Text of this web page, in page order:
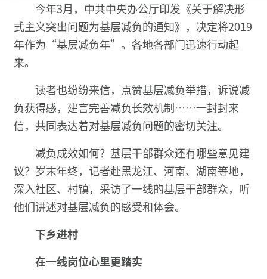
今年3月，中共中央办公厅印发《关于解决形
式主义突出问题为基层减负的通知》，决定将2019
年作为“基层减负年”。各地各部门迅速行动起
来。
读者也纷纷来信，点赞基层减负举措，诉说减
负获得感，建言完善减负长效机制……一封封来
信，共同表达着对基层减负问题的密切关注。
减负成效如何？基层干部群众还有哪些意见建
议？岁末年终，记者赴黑龙江、河南、湖南等地，
深入社区、村镇，采访了一线的基层干部群众，听
他们讲述对基层减负的感受和体会。
下乡进村
在一线岗位心里更踏实